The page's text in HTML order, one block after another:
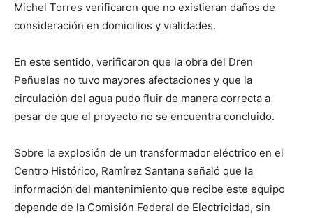
Michel Torres verificaron que no existieran daños de
consideración en domicilios y vialidades.
En este sentido, verificaron que la obra del Dren
Peñuelas no tuvo mayores afectaciones y que la
circulación del agua pudo fluir de manera correcta a
pesar de que el proyecto no se encuentra concluido.
Sobre la explosión de un transformador eléctrico en el
Centro Histórico, Ramírez Santana señaló que la
información del mantenimiento que recibe este equipo
depende de la Comisión Federal de Electricidad, sin